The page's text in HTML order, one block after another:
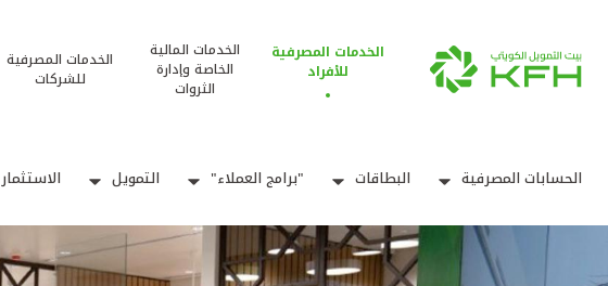
الخدمات المصرفية
للأفراد
الخدمات المالية
الخاصة وإدارة
الثروات
الخدمات المصرفية
للشركات
الحسابات المصرفية البطاقات "برامج العملاء" التمويل الاستثمار